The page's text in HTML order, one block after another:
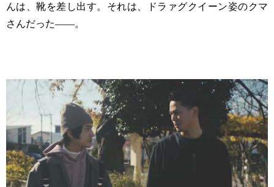
んは、靴を差し出す。それは、ドラァグクイーン姿のクマ
さんだった――。